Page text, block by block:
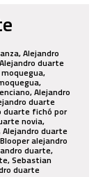
Alejandro
duarte
Alejandro
duarte
duarte fichó por
novia,
Alejandro duarte
alejandro
duarte,
Sebastian
duarte